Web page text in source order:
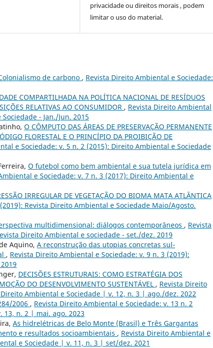
privacidade ou direitos morais , podem
limitar o uso do material.
de carbono , Revista Direito Ambiental e Sociedade:
COMPARTILHADA NA POLÍTICA NACIONAL DE RESÍDUOS
RELATIVAS AO CONSUMIDOR , Revista Direito Ambiental
- Jan./Jun. 2015
O CÔMPUTO DAS ÁREAS DE PRESERVAÇÃO PERMANENTE
FLORESTAL E O PRINCÍPIO DA PROIBIÇÃO DE
e Sociedade: v. 5 n. 2 (2015): Direito Ambiental e Sociedade
O futebol como bem ambiental e sua tutela jurídica em
e Sociedade: v. 7 n. 3 (2017): Direito Ambiental e
IRREGULAR DE VEGETAÇÃO DO BIOMA MATA ATLÂNTICA
Revista Direito Ambiental e Sociedade Maio/Agosto.
multidimensional: diálogos contemporâneos , Revista
Direito Ambiental e sociedade - set./dez. 2019
Aquino, A reconstrução das utopias concretas sul-
, Revista Direito Ambiental e Sociedade: v. 9 n. 3 (2019):
DECISÕES ESTRUTURAIS: COMO ESTRATÉGIA DOS
DO DESENVOLVIMENTO SUSTENTÁVEL , Revista Direito
Ambiental e Sociedade | v. 12, n. 3 | ago./dez. 2022
2006 , Revista Direito Ambiental e Sociedade: v. 13 n. 2
13, n. 2 | mai. ago. 2023
As hidrelétricas de Belo Monte (Brasil) e Três Gargantas
e resultados socioambientais , Revista Direito Ambiental e
e Sociedade | v. 11, n. 3 | set/dez. 2021